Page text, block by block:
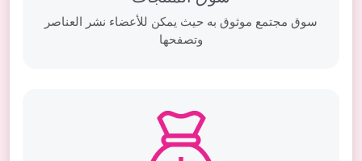
سوق مجتمع موثوق به حيث يمكن للأعضاء نشر العناصر
وتصفحها